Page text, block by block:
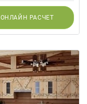
ОНЛАЙН РАСЧЕТ